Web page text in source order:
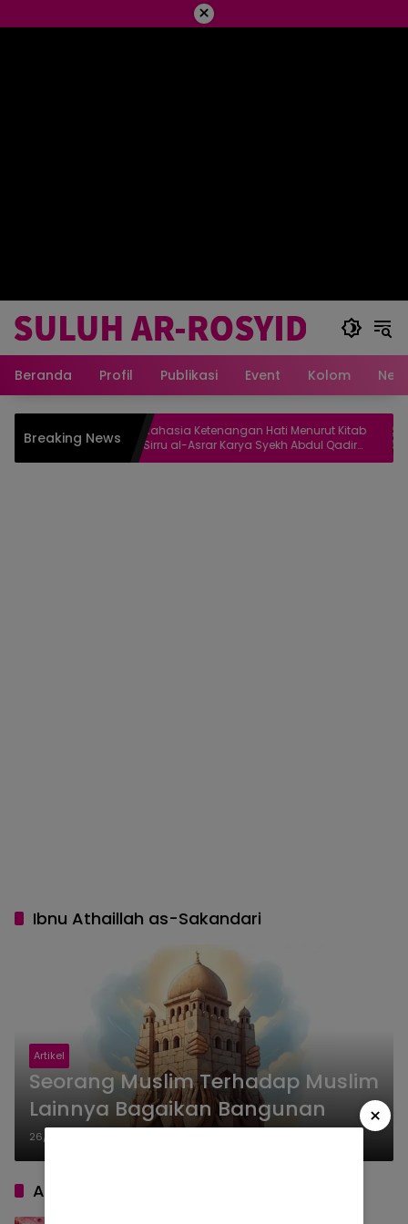
×
Beranda Profil Publikasi Event Kolom
Breaking News
Ma Fihi
Rahasia Ketenangan Hati Menurut Kitab
Sirru al-Asrar Karya Syekh Abdul Qadir
al-Jailani
Ibnu Athaillah as-Sakandari
Artikel
Seorang Muslim Terhadap Muslim
Lainnya Bagaikan Bangunan
26/12/2025
ARTIKEL
×